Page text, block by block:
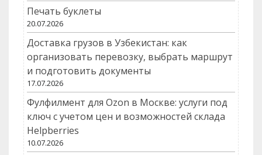
Печать буклеты
20.07.2026
Доставка грузов в Узбекистан: как
организовать перевозку, выбрать маршрут
и подготовить документы
17.07.2026
Фулфилмент для Ozon в Москве: услуги под
ключ с учетом цен и возможностей склада
Helpberries
10.07.2026